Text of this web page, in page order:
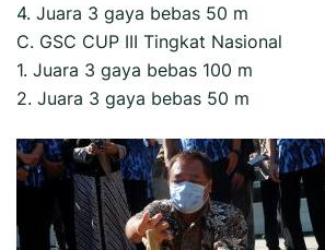
4. Juara 3 gaya bebas 50 m
C. GSC CUP III Tingkat Nasional
1. Juara 3 gaya bebas 100 m
2. Juara 3 gaya bebas 50 m